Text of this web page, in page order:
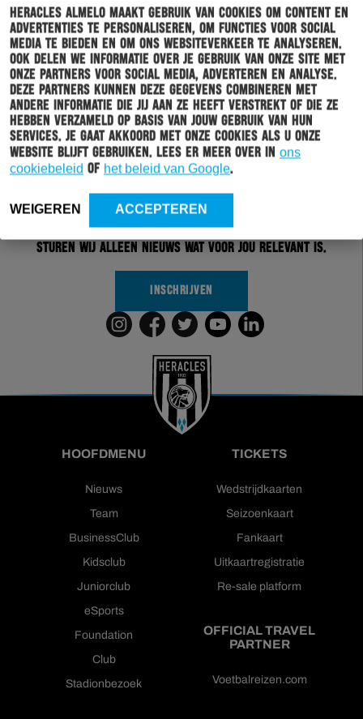
Heracles Almelo maakt gebruik van cookies om content en
advertenties te personaliseren, om functies voor social
media te bieden en om ons websiteverkeer te analyseren.
Ook delen we informatie over je gebruik van onze site met
onze partners voor social media, adverteren en analyse.
Deze partners kunnen deze gegevens combineren met
andere informatie die jij aan ze heeft verstrekt of die ze
hebben verzameld op basis van jouw gebruik van hun
services. Je gaat akkoord met onze cookies als u onze
website blijft gebruiken. Lees er meer over in ons
cookiebeleid of het beleid van Google.
WEIGEREN ACCEPTEREN
Schrijf je in voor onze nieuwsbrief
nieuwsbrief van Heracles Almelo. Doordat je zelf aan
kan geven welk nieuws jij van ons wil ontvangen,
sturen wij alleen nieuws wat voor jou relevant is.
INSCHRIJVEN
HOOFDMENU
Nieuws
Team
BusinessClub
Kidsclub
Juniorclub
eSports
Foundation
Club
Stadionbezoek
TICKETS
Wedstrijdkaarten
Seizoenkaart
Fankaart
Uitkaartregistratie
Re-sale platform
OFFICIAL TRAVEL
PARTNER
Voetbalreizen.com